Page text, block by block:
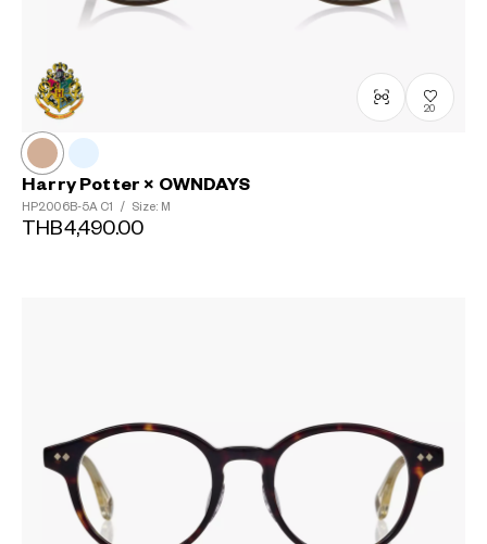
20
Harry Potter × OWNDAYS
HP2006B-5A C1 / Size: M
THB4,490.00